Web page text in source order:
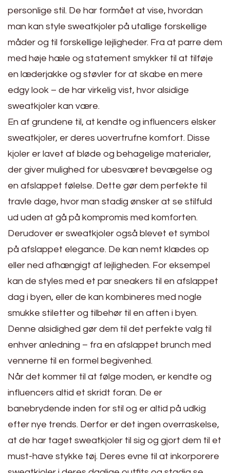
personlige stil. De har formået at vise, hvordan
man kan style sweatkjoler på utallige forskellige
måder og til forskellige lejligheder. Fra at parre dem
med høje hæle og statement smykker til at tilføje
en læderjakke og støvler for at skabe en mere
edgy look – de har virkelig vist, hvor alsidige
sweatkjoler kan være.
En af grundene til, at kendte og influencers elsker
sweatkjoler, er deres uovertrufne komfort. Disse
kjoler er lavet af bløde og behagelige materialer,
der giver mulighed for ubesværet bevægelse og
en afslappet følelse. Dette gør dem perfekte til
travle dage, hvor man stadig ønsker at se stilfuld
ud uden at gå på kompromis med komforten.
Derudover er sweatkjoler også blevet et symbol
på afslappet elegance. De kan nemt klædes op
eller ned afhængigt af lejligheden. For eksempel
kan de styles med et par sneakers til en afslappet
dag i byen, eller de kan kombineres med nogle
smukke stiletter og tilbehør til en aften i byen.
Denne alsidighed gør dem til det perfekte valg til
enhver anledning – fra en afslappet brunch med
vennerne til en formel begivenhed.
Når det kommer til at følge moden, er kendte og
influencers altid et skridt foran. De er
banebrydende inden for stil og er altid på udkig
efter nye trends. Derfor er det ingen overraskelse,
at de har taget sweatkjoler til sig og gjort dem til et
must-have stykke tøj. Deres evne til at inkorporere